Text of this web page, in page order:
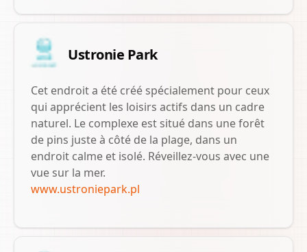
Ustronie Park
Cet endroit a été créé spécialement pour ceux
qui apprécient les loisirs actifs dans un cadre
naturel. Le complexe est situé dans une forêt
de pins juste à côté de la plage, dans un
endroit calme et isolé. Réveillez-vous avec une
vue sur la mer.
www.ustroniepark.pl